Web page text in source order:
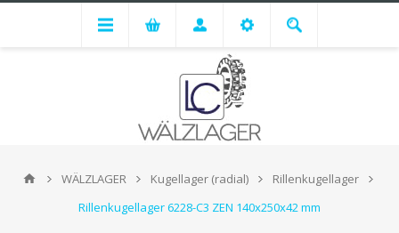
WÄLZLAGER Kugellager (radial)
Rillenkugellager
Rillenkugellager 6228-C3 ZEN 140x250x42 mm